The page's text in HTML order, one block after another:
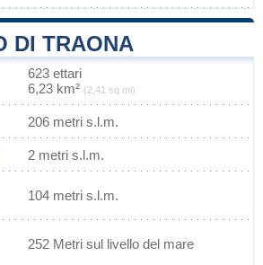
DI TRAONA
623 ettari
6,23 km² (2,41 sq mi)
206 metri s.l.m.
2 metri s.l.m.
104 metri s.l.m.
252 Metri sul livello del mare